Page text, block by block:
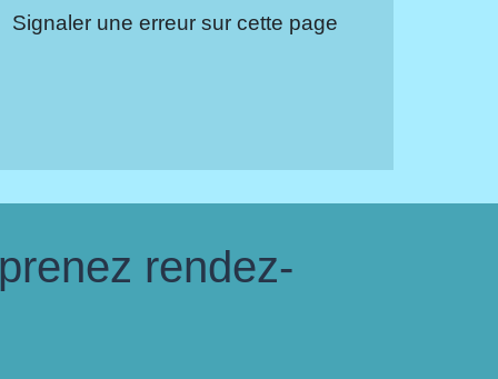
Signaler une erreur sur cette page
rendez-